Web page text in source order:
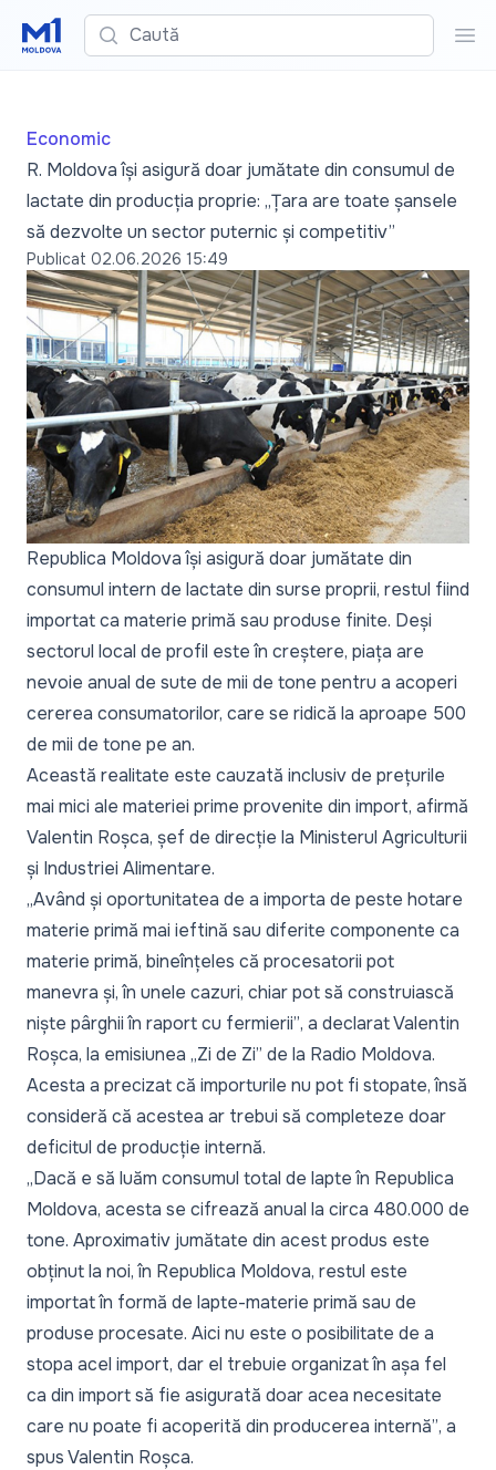
Caută
Economic
R. Moldova își asigură doar jumătate din consumul de
lactate din producția proprie: „Țara are toate șansele
să dezvolte un sector puternic și competitiv”
Publicat 02.06.2026 15:49
Republica Moldova își asigură doar jumătate din
consumul intern de lactate din surse proprii, restul fiind
importat ca materie primă sau produse finite. Deși
sectorul local de profil este în creștere, piața are
nevoie anual de sute de mii de tone pentru a acoperi
cererea consumatorilor, care se ridică la aproape 500
de mii de tone pe an.
Această realitate este cauzată inclusiv de prețurile
mai mici ale materiei prime provenite din import, afirmă
Valentin Roșca, șef de direcție la Ministerul Agriculturii
și Industriei Alimentare.
„Având și oportunitatea de a importa de peste hotare
materie primă mai ieftină sau diferite componente ca
materie primă, bineînțeles că procesatorii pot
manevra și, în unele cazuri, chiar pot să construiască
niște pârghii în raport cu fermierii”, a declarat Valentin
Roșca, la emisiunea „Zi de Zi” de la Radio Moldova.
Acesta a precizat că importurile nu pot fi stopate, însă
consideră că acestea ar trebui să completeze doar
deficitul de producție internă.
„Dacă e să luăm consumul total de lapte în Republica
Moldova, acesta se cifrează anual la circa 480.000 de
tone. Aproximativ jumătate din acest produs este
obținut la noi, în Republica Moldova, restul este
importat în formă de lapte-materie primă sau de
produse procesate. Aici nu este o posibilitate de a
stopa acel import, dar el trebuie organizat în așa fel
ca din import să fie asigurată doar acea necesitate
care nu poate fi acoperită din producerea internă”, a
spus Valentin Roșca.